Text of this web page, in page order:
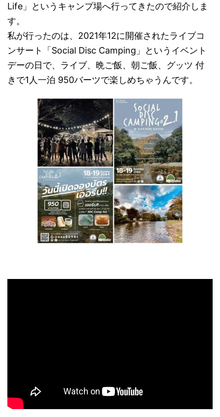
Life」というキャンプ場へ行ってきたので紹介しま
す。
私が行ったのは、2021年12に開催されたライブコ
ンサート「Social Disc Camping」というイベント
デーの日で、ライブ、晩ご飯、朝ご飯、グッツ 付
きで1人一泊 950バーツで楽しめちゃうんです。